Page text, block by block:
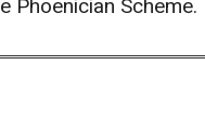
Phoenician Scheme.